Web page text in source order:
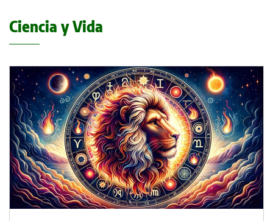
Ciencia y Vida